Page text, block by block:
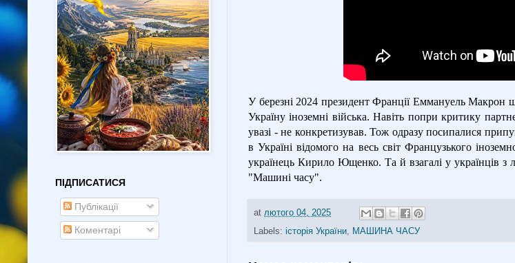
У березні 2024 президент Франції Еммануель Макрон
Україну іноземні війська. Навіть попри критику
увазі - не конкретизував. Тож одразу посипалися
в Україні відомого на весь світ Французького
українець Кирило Ющенко. Та й взагалі у українців з
"Машині часу".
at лютого 04, 2025
Labels: історія України, МАШИНА ЧАСУ
ПІДПИСАТИСЯ
Публікації
Коментарі